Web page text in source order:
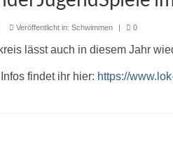
Veröffentlicht in: Schwimmen | 0
lässt auch in diesem Jahr
findet ihr hier: https://